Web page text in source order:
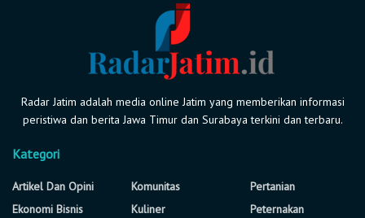
Radar Jatim adalah media online Jatim yang memberikan informasi
peristiwa dan berita Jawa Timur dan Surabaya terkini dan terbaru.
Kategori
Artikel Dan Opini
Ekonomi Bisnis
Komunitas
Kuliner
Pertanian
Peternakan